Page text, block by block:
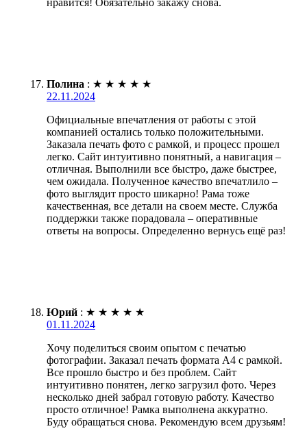
Полина : ★ ★ ★ ★ ★
22.11.2024
Официальные впечатления от работы с этой
компанией остались только положительными.
Заказала печать фото с рамкой, и процесс прошел
легко. Сайт интуитивно понятный, а навигация –
отличная. Выполнили все быстро, даже быстрее,
чем ожидала. Полученное качество впечатлило –
фото выглядит просто шикарно! Рама тоже
качественная, все детали на своем месте. Служба
поддержки также порадовала – оперативные
ответы на вопросы. Определенно вернусь ещё раз!
Юрий : ★ ★ ★ ★ ★
01.11.2024
Хочу поделиться своим опытом с печатью
фотографии. Заказал печать формата А4 с рамкой.
Все прошло быстро и без проблем. Сайт
интуитивно понятен, легко загрузил фото. Через
несколько дней забрал готовую работу. Качество
просто отличное! Рамка выполнена аккуратно.
Буду обращаться снова. Рекомендую всем друзьям!